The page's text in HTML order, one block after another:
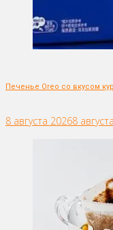
Печенье Oreo со вкусом
8 августа 20268